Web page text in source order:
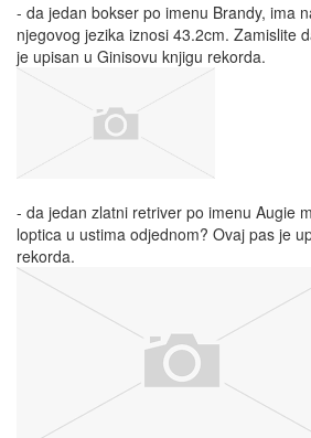
- da jedan bokser po imenu Brandy, ima
njegovog jezika iznosi 43.2cm. Zamislite
je upisan u Ginisovu knjigu rekorda.
- da jedan zlatni retriver po imenu Augie
loptica u ustima odjednom? Ovaj pas je
rekorda.